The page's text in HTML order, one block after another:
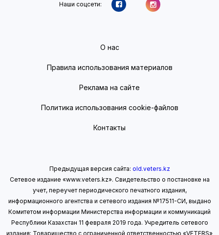
Наши соцсети:
О нас
Правила использования материалов
Реклама на сайте
Политика использования cookie-файлов
Контакты
Предыдущая версия сайта: old.veters.kz
Сетевое издание «www.veters.kz». Свидетельство о постановке на
учет, переучет периодического печатного издания,
информационного агентства и сетевого издания №17511-СИ, выдано
Комитетом информации Министерства информации и коммуникаций
Республики Казахстан 11 февраля 2019 года. Учредитель сетевого
издания: Товарищество с ограниченной ответственностью «VETERS»